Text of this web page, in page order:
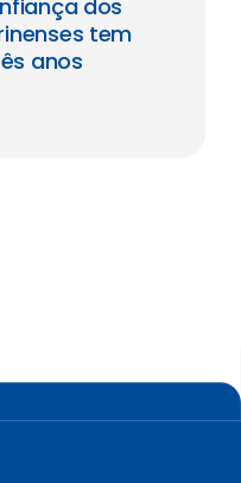
dos
tem
anos